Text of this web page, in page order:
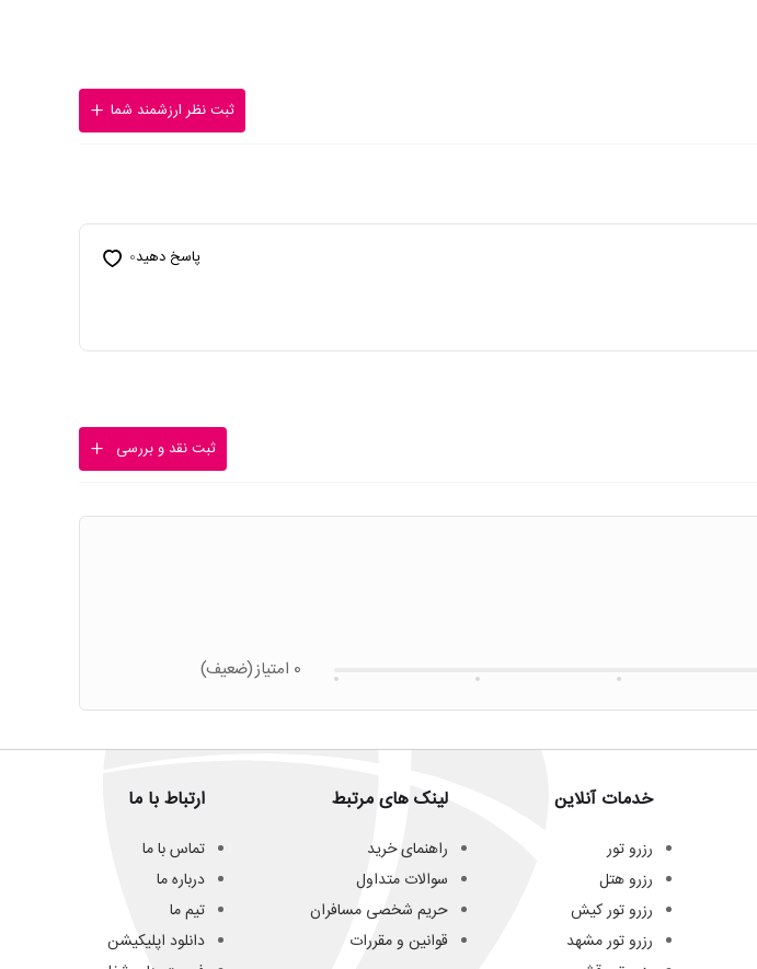
ثبت نظر ارزشمند شما
پاسخ دهید0
ثبت نقد و بررسی
0 امتیاز (ضعیف)
خدمات آنلاین
رزرو تور
رزرو هتل
رزرو تور کیش
رزرو تور مشهد
لینک های مرتبط
راهنمای خرید
سوالات متداول
حریم شخصی مسافران
قوانین و مقررات
ارتباط با ما
تماس با ما
درباره ما
تیم ما
دانلود اپلیکیشن